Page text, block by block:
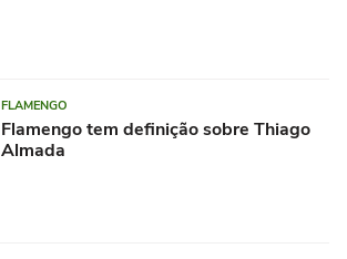
FLAMENGO
Flamengo tem definição sobre Thiago
Almada